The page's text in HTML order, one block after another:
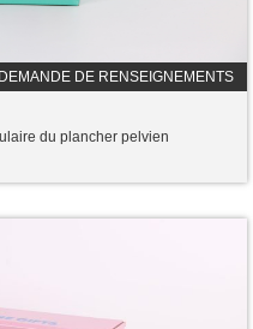
DEMANDE DE RENSEIGNEMENTS
du plancher pelvien